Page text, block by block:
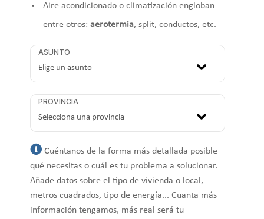
Aire acondicionado o climatización engloban
entre otros: aerotermia, split, conductos, etc.
ASUNTO
PROVINCIA
Cuéntanos de la forma más detallada posible
qué necesitas o cuál es tu problema a solucionar.
Añade datos sobre el tipo de vivienda o local,
metros cuadrados, tipo de energía... Cuanta más
información tengamos, más real será tu